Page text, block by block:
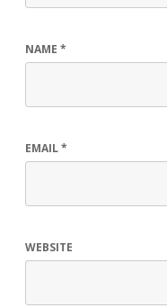
NAME *
EMAIL*
WEBSITE